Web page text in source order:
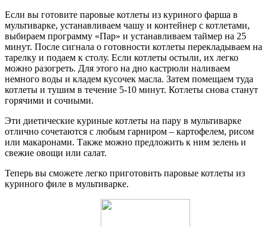
Если вы готовите паровые котлеты из куриного фарша в
мультиварке, устанавливаем чашу и контейнер с котлетами,
выбираем программу «Пар» и устанавливаем таймер на 25
минут. После сигнала о готовности котлеты перекладываем на
тарелку и подаем к столу. Если котлеты остыли, их легко
можно разогреть. Для этого на дно кастрюли наливаем
немного воды и кладем кусочек масла. Затем помещаем туда
котлеты и тушим в течение 5-10 минут. Котлеты снова станут
горячими и сочными.
Эти диетические куриные котлеты на пару в мультиварке
отлично сочетаются с любым гарниром – картофелем, рисом
или макаронами. Также можно предложить к ним зелень и
свежие овощи или салат.
Теперь вы сможете легко приготовить паровые котлеты из
куриного филе в мультиварке.